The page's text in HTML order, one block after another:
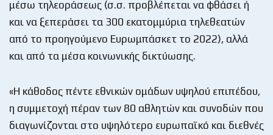
μέσω τηλεοράσεως (σ.σ. προβλέπεται να φθάσει ή
και να ξεπεράσει τα 300 εκατομμύρια τηλεθεατών
από το προηγούμενο Ευρωμπάσκετ το 2022), αλλά
και από τα μέσα κοινωνικής δικτύωσης.
«Η κάθοδος πέντε εθνικών ομάδων υψηλού επιπέδου,
η συμμετοχή πέραν των 80 αθλητών και συνοδών που
διαγωνίζονται στο υψηλότερο ευρωπαϊκό και διεθνές